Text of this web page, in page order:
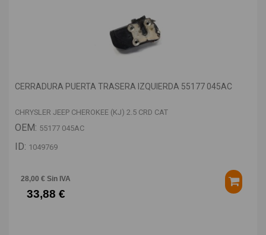
CERRADURA PUERTA TRASERA IZQUIERDA 55177 045AC
CHRYSLER JEEP CHEROKEE (KJ) 2.5 CRD CAT
OEM: 55177 045AC
ID: 1049769
28,00 € Sin IVA
33,88 €